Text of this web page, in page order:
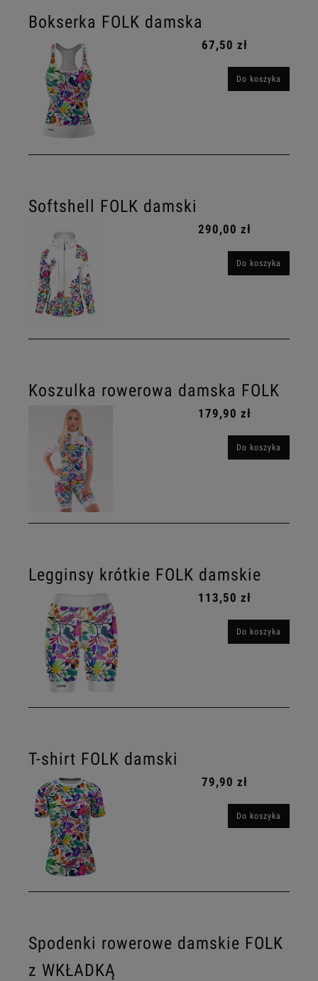
Bokserka FOLK damska
67,50 zł
Do koszyka
Softshell FOLK damski
290,00 zł
Do koszyka
Koszulka rowerowa damska FOLK
179,90 zł
Do koszyka
Legginsy krótkie FOLK damskie
113,50 zł
Do koszyka
T-shirt FOLK damski
79,90 zł
Do koszyka
Spodenki rowerowe damskie FOLK
z WKŁADKĄ